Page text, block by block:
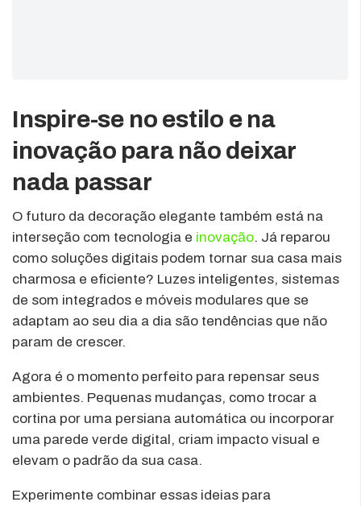
Inspire-se no estilo e na
inovação para não deixar
nada passar
O futuro da decoração elegante também está na
interseção com tecnologia e inovação. Já reparou
como soluções digitais podem tornar sua casa mais
charmosa e eficiente? Luzes inteligentes, sistemas
de som integrados e móveis modulares que se
adaptam ao seu dia a dia são tendências que não
param de crescer.
Agora é o momento perfeito para repensar seus
ambientes. Pequenas mudanças, como trocar a
cortina por uma persiana automática ou incorporar
uma parede verde digital, criam impacto visual e
elevam o padrão da sua casa.
Experimente combinar essas ideias para